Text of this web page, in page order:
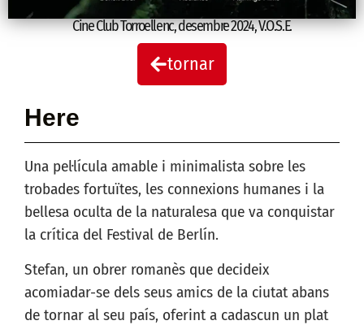
Cine Club Torroellenc,desembre 2024,V.O.S.E.
tornar
Here
Una pel·lícula amable i minimalista sobre les
trobades fortuïtes, les connexions humanes i la
bellesa oculta de la naturalesa que va conquistar
la crítica del Festival de Berlín.
Stefan, un obrer romanès que decideix
acomiadar-se dels seus amics de la ciutat abans
de tornar al seu país, oferint a cadascun un plat